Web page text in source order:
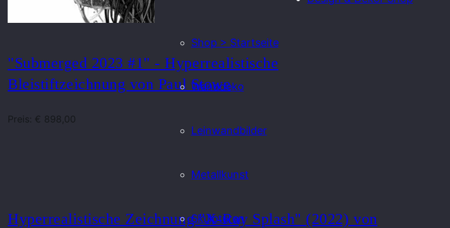
Shop > Startseite
Wanddeko
Leinwandbilder
Metallkunst
Skulpturen
"Submerged 2023 #1" - Hyperrealistische
Bleistiftzeichnung von Paul Stowe
Preis: € 898,00
Hyperrealistische Zeichnung "X-Ray Splash" (2022) von